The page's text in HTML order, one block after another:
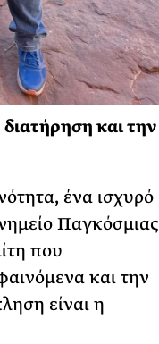
και την
ένα ισχυρό
Παγκόσμιας
που
και την
είναι η